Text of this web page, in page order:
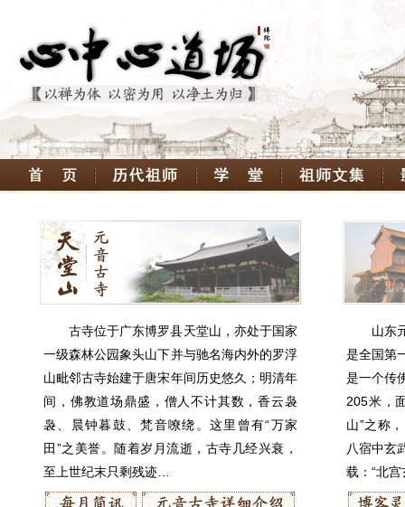
首页 历代祖师 心中心学堂 心中
天堂山元音古寺
古寺位于广东博罗县天堂山，亦处于国家
一级森林公园象头山下并与驰名海内外的罗浮
山毗邻古寺始建于唐宋年间历史悠久；明清年
间，佛教道场鼎盛，僧人不计其数，香云袅
袅、晨钟暮鼓、梵音嘹绕。这里曾有“万家
田”之美誉。随着岁月流逝，古寺几经兴衰，
至上世纪末只剩残迹…
每月简讯
元音禅寺详细介绍
山东
是全国第
是一个传
205米，
山”之称
八宿中玄
载：“北